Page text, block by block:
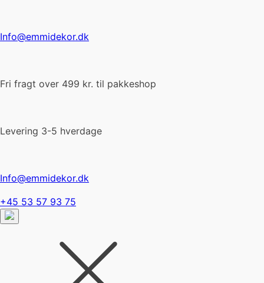
Info@emmidekor.dk
Fri fragt over 499 kr. til pakkeshop
Levering 3-5 hverdage
Info@emmidekor.dk
+45 53 57 93 75